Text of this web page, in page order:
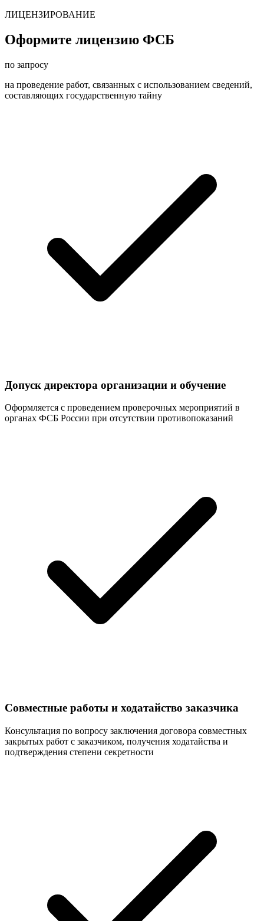
ЛИЦЕНЗИРОВАНИЕ
Оформите лицензию ФСБ
по запросу
на проведение работ, связанных с использованием сведений,
составляющих государственную тайну
Допуск директора организации и обучение
Оформляется с проведением проверочных мероприятий в
органах ФСБ России при отсутствии противопоказаний
Совместные работы и ходатайство заказчика
Консультация по вопросу заключения договора совместных
закрытых работ с заказчиком, получения ходатайства и
подтверждения степени секретности